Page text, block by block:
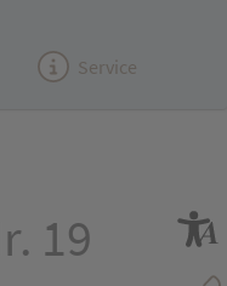
Service
19